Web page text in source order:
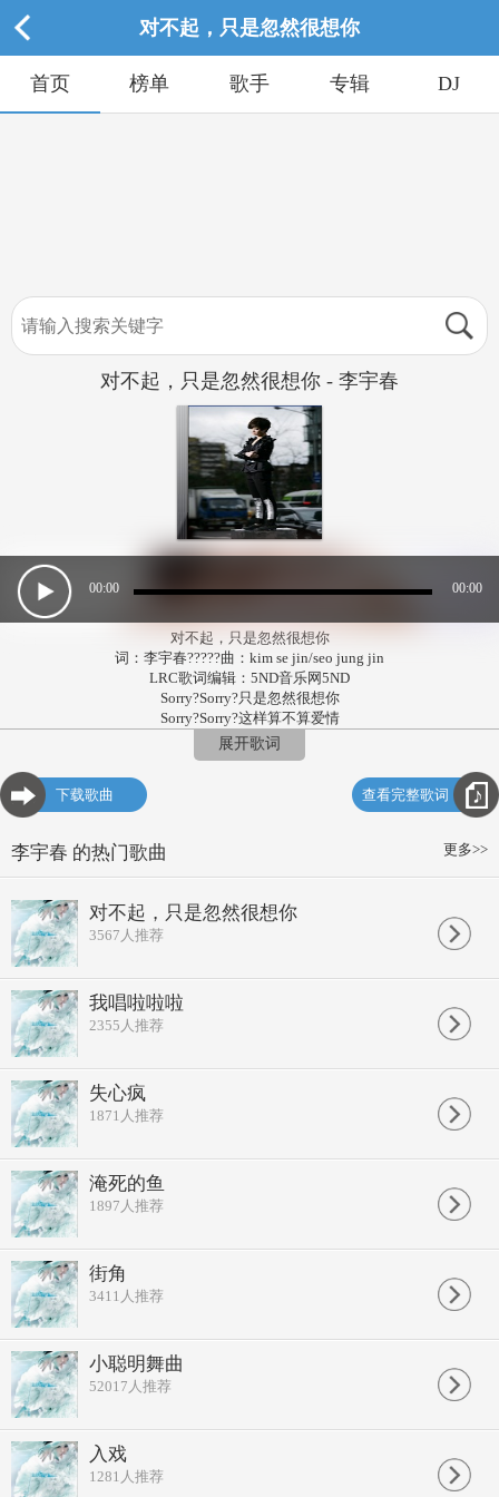
对不起，只是忽然很想你
首页 榜单 歌手 专辑 DJ
对不起，只是忽然很想你 - 李宇春
00:00 00:00
对不起，只是忽然很想你
词：李宇春?????曲：kim se jin/seo jung jin
LRC歌词编辑：5ND音乐网5ND
Sorry?Sorry?只是忽然很想你
Sorry?Sorry?这样算不算爱情
什么声音什么风景 触动了我的心
不太确定不太相信 会忽然很想你
谁说过爱情必须望穿秋水刻骨铭心
我只会忽然之间轻轻想起你
Sorry?Sorry?只是忽然很想你
什么声音什么风景 触动了我的心
不太确定不太相信 会忽然很想你
过完上个路口又下一季
怎么落寞表情漫不经心
谁说过爱情必须望穿秋水刻骨铭心
Sorry?Sorry?这样算不算爱情
什么声音什么风景 触动了我的心
一杯咖啡 一场电影 都会牵引
刻骨铭心 已经偷偷开始行进
展开歌词
下载歌曲 查看完整歌词
更多>>
李宇春 的热门歌曲
对不起，只是忽然很想你
3567 人推荐
我唱啦啦啦
2355 人推荐
失心疯
1871 人推荐
淹死的鱼
1897 人推荐
街角
3411 人推荐
小聪明舞曲
52017 人推荐
入戏
1281 人推荐